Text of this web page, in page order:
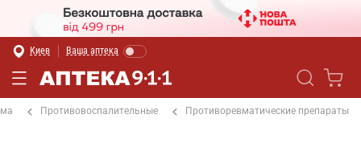
Киев Ваша аптека
Противовоспалительные Противоревматические препараты